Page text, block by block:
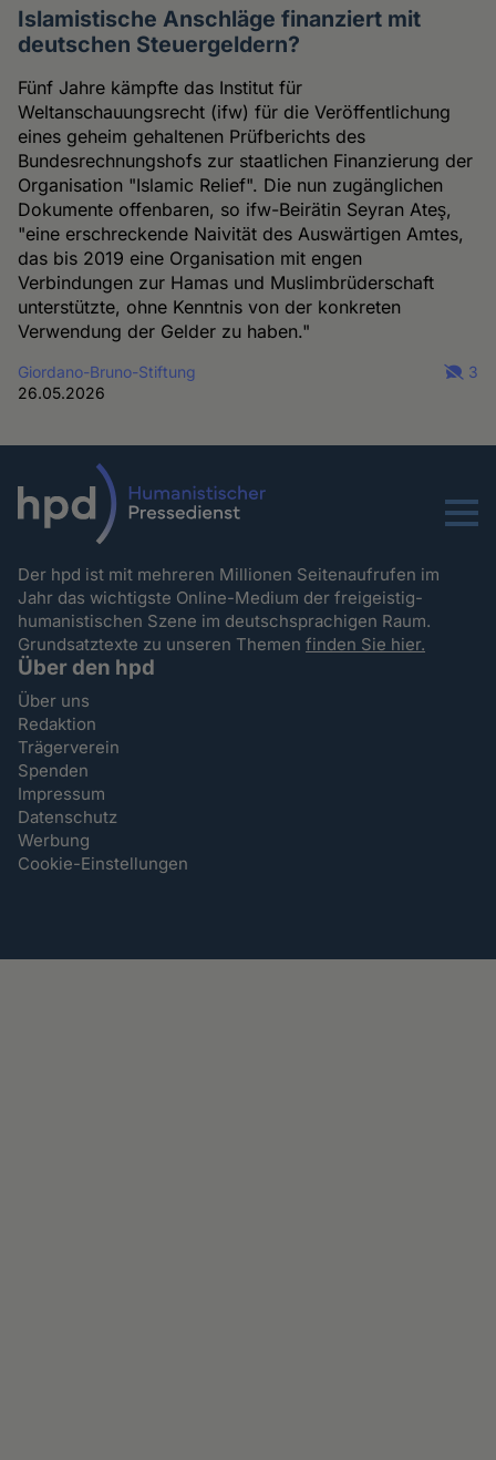
Islamistische Anschläge finanziert mit
deutschen Steuergeldern?
Fünf Jahre kämpfte das Institut für
Weltanschauungsrecht (ifw) für die Veröffentlichung
eines geheim gehaltenen Prüfberichts des
Bundesrechnungshofs zur staatlichen Finanzierung der
Organisation "Islamic Relief". Die nun zugänglichen
Dokumente offenbaren, so ifw-Beirätin Seyran Ateş,
"eine erschreckende Naivität des Auswärtigen Amtes,
das bis 2019 eine Organisation mit engen
Verbindungen zur Hamas und Muslimbrüderschaft
unterstützte, ohne Kenntnis von der konkreten
Verwendung der Gelder zu haben."
Giordano-Bruno-Stiftung
26.05.2026
3
Menu
Der hpd ist mit mehreren Millionen Seitenaufrufen im
Jahr das wichtigste Online-Medium der freigeistig-
humanistischen Szene im deutschsprachigen Raum.
Grundsatztexte zu unseren Themenfinden Sie hier.
Über den hpd
Über uns
Redaktion
Trägerverein
Spenden
Impressum
Datenschutz
Werbung
Cookie-Einstellungen